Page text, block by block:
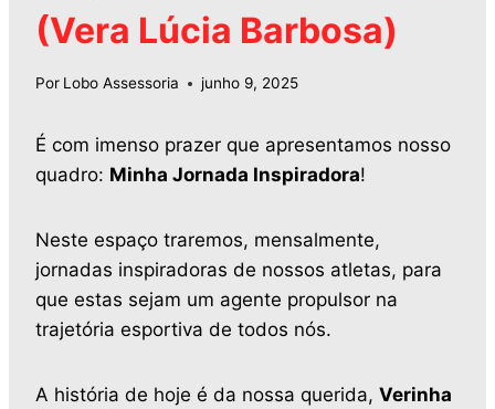
(Vera Lúcia Barbosa)
Por Lobo Assessoria junho 9, 2025
É com imenso prazer que apresentamos nosso
quadro: Minha Jornada Inspiradora!
Neste espaço traremos, mensalmente,
jornadas inspiradoras de nossos atletas, para
que estas sejam um agente propulsor na
trajetória esportiva de todos nós.
A história de hoje é da nossa querida, Verinha